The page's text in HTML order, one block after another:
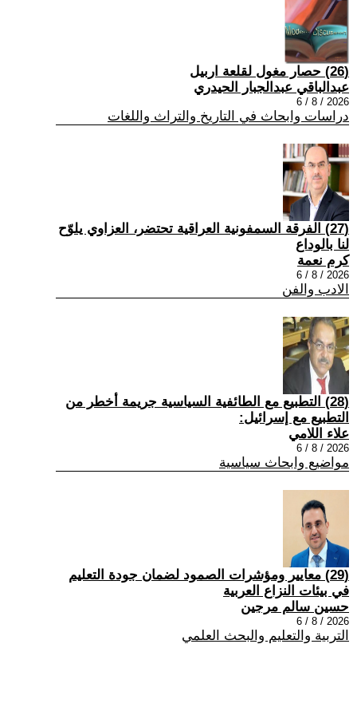
(26) حصار مغول لقلعة اربيل
عبدالباقي عبدالجبار الحيدري
2026 / 8 / 6
دراسات وابحاث في التاريخ والتراث واللغات
(27) الفرقة السمفونية العراقية تحتضر، العزاوي يلوّح
لنا بالوداع
كرم نعمة
2026 / 8 / 6
الادب والفن
(28) التطبيع مع الطائفية السياسية جريمة أخطر من
التطبيع مع إسرائيل:
علاء اللامي
2026 / 8 / 6
مواضيع وابحاث سياسية
(29) معايير ومؤشرات الصمود لضمان جودة التعليم
في بيئات النزاع العربية
حسين سالم مرجين
2026 / 8 / 6
التربية والتعليم والبحث العلمي